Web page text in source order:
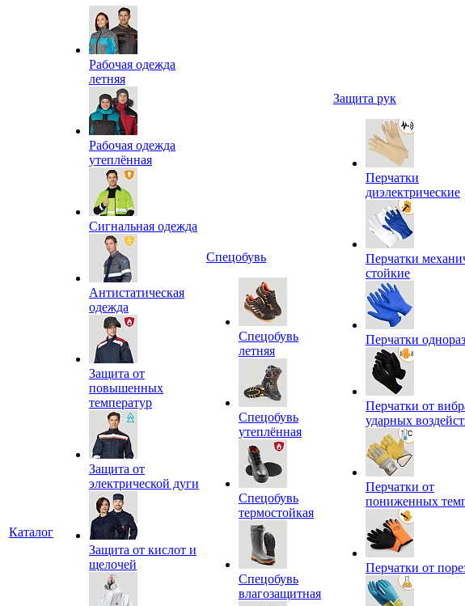
Каталог
Рабочая одежда
летняя
Рабочая одежда
утеплённая
Сигнальная одежда
Антистатическая
одежда
Защита от
повышенных
температур
Защита от
электрической дуги
Защита от кислот и
щелочей
Спецобувь
Спецобувь
летняя
Спецобувь
утеплённая
Спецобувь
термостойкая
Спецобувь
влагозащитная
Защита рук
Перчатки
диэлектрические
Перчатки
стойкие
Перчатки
Перчатки от
ударных
Перчатки от
пониженных
Перчатки от